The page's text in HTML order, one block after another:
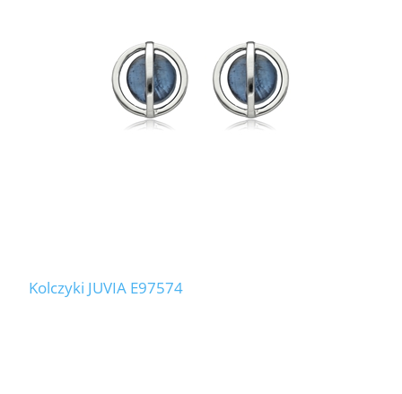
Kolczyki JUVIA E97574